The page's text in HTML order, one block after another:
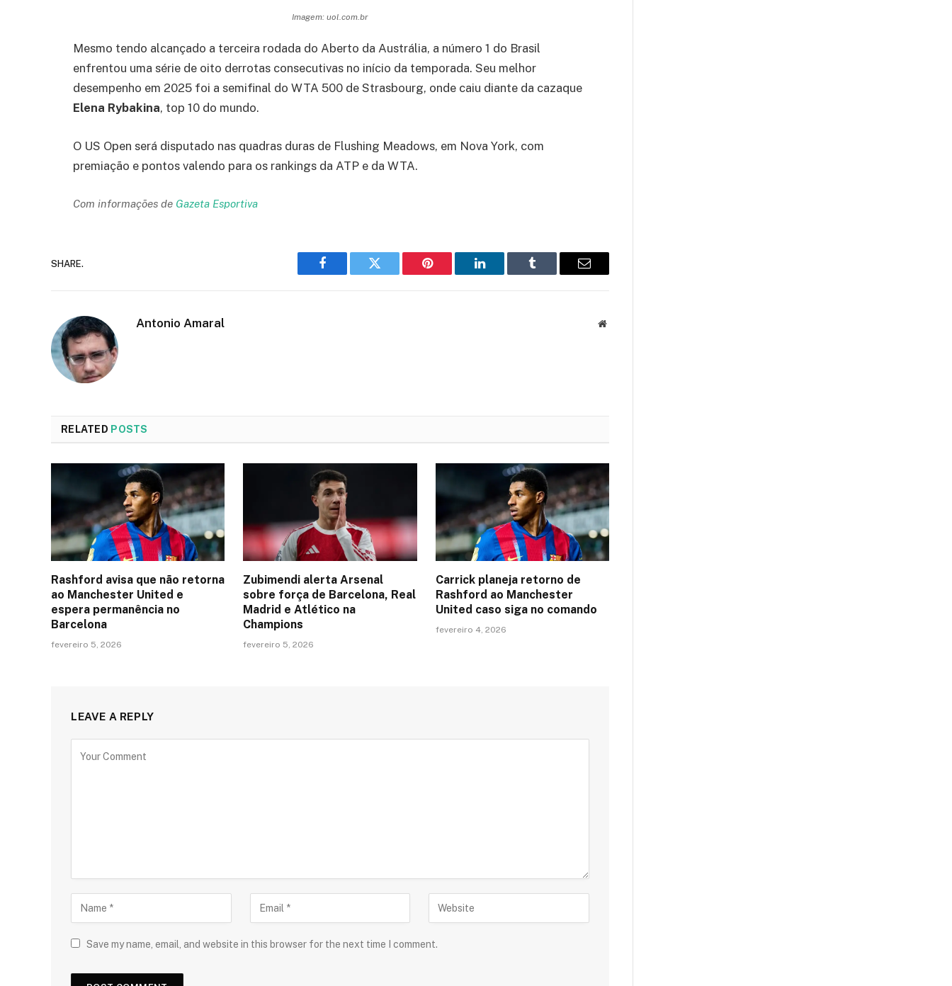
Imagem: uol.com.br
Mesmo tendo alcançado a terceira rodada do Aberto da Austrália, a número 1 do Brasil
enfrentou uma série de oito derrotas consecutivas no início da temporada. Seu melhor
desempenho em 2025 foi a semifinal do WTA 500 de Strasbourg, onde caiu diante da cazaque
Elena Rybakina, top 10 do mundo.
O US Open será disputado nas quadras duras de Flushing Meadows, em Nova York, com
premiação e pontos valendo para os rankings da ATP e da WTA.
Com informações de Gazeta Esportiva
SHARE.
Facebook Twitter Pinterest LinkedIn Tumblr Email
Antonio Amaral Website
RELATED POSTS
Rashford avisa que não retorna
ao Manchester United e
espera permanência no
Barcelona
fevereiro 5, 2026
Zubimendi alerta Arsenal
sobre força de Barcelona, Real
Madrid e Atlético na
Champions
fevereiro 5, 2026
Carrick planeja retorno de
Rashford ao Manchester
United caso siga no comando
fevereiro 4, 2026
LEAVE A REPLY
Save my name, email, and website in this browser for the next time I comment.